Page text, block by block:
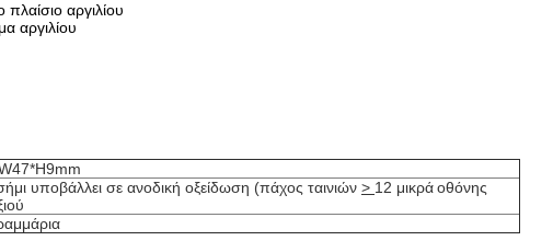
αργιλίου
αργιλίου
υποβάλλει σε ανοδική οξείδωση (πάχος ταινιών > 12 μικράοθόνης